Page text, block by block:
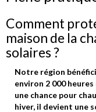
Comment
maison de la
solaires ?
Notre région
environ 2 000
une chance pour
hiver, il devient une